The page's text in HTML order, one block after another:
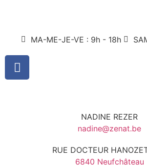
MA-ME-JE-VE : 9h - 18h
NADINE REZER
nadine@zenat.be
RUE DOCTEUR
6840 Neufchâteau